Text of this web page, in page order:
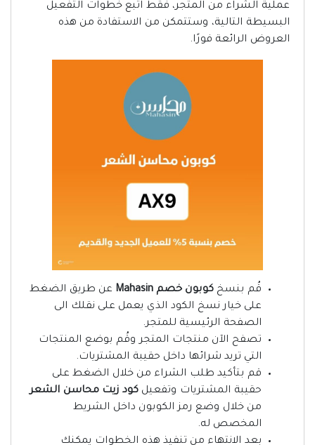
عملية الشراء من المتجر، فقط اتبع خطوات التفعيل
البسيطة التالية، وستتمكن من الاستفادة من هذه
العروض الرائعة فورًا.
قُم بنسخ كوبون خصم Mahasin
عن طريق الضغط
على خيار نسخ الكود الذي يعمل على نقلك الى
الصفحة الرئيسية للمتجر.
تصفح الآن منتجات المتجر وقُم بوضع المنتجات
التي تريد شرائها داخل حقيبة المشتريات.
قم بتأكيد طلب الشراء من خلال الضغط على
حقيبة المشتريات وتفعيل كود زيت محاسن الشعر
من خلال وضع رمز الكوبون داخل الشريط
المخصص له.
بعد الانتهاء من تنفيذ هذه الخطوات يمكنك